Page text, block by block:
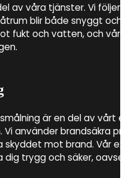
av våra tjänster. Vi
blir både snyggt
fukt och vatten, och
är en del av vårt
Vi använder brandsäkra
mot brand. Vår
dig trygg och säker,